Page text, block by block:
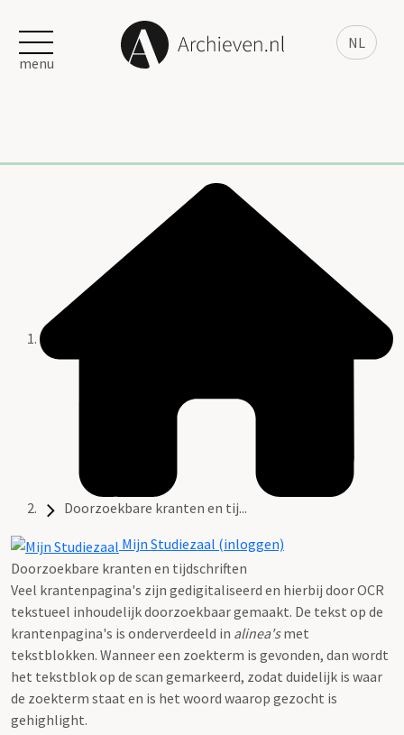
NL
menu
Doorzoekbare kranten en tij...
Mijn Studiezaal (inloggen)
Doorzoekbare kranten en tijdschriften
Veel krantenpagina's zijn gedigitaliseerd en hierbij door OCR
tekstueel inhoudelijk doorzoekbaar gemaakt. De tekst op de
krantenpagina's is onderverdeeld in alinea'smet
tekstblokken. Wanneer een zoekterm is gevonden, dan wordt
het tekstblok op de scan gemarkeerd, zodat duidelijk is waar
de zoekterm staat en is het woord waarop gezocht is
gehighlight.